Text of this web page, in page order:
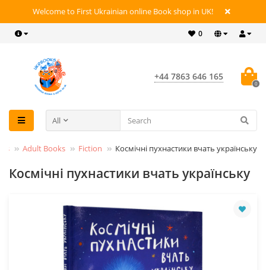
Welcome to First Ukrainian online Book shop in UK!
0
+44 7863 646 165
0
All
Adult Books Fiction Космічні пухнастики вчать українську
Космічні пухнастики вчать українську